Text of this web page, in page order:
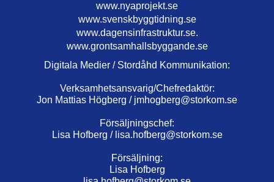
www.nyaprojekt.se
www.svenskbyggtidning.se
www.dagensinfrastruktur.se.
www.grontsamhallsbyggande.se
Digitala Medier / Stordåhd Kommunikation:
Verksamhetsansvarig/Chefredaktör:
Jon Mattias Högberg / jmhogberg@storkom.se
Försäljningschef:
Lisa Hofberg / lisa.hofberg@storkom.se
Försäljning:
Lisa Hofberg